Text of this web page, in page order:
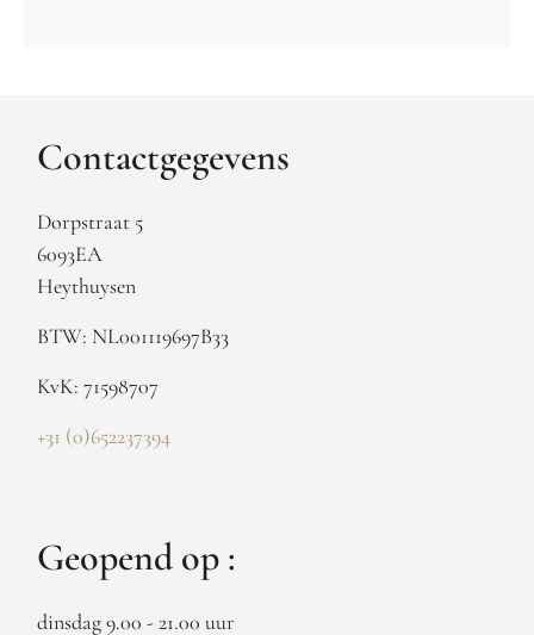
Contactgegevens
Dorpstraat 5
6093EA
Heythuysen
BTW: NL001119697B33
KvK: 71598707
+31 (0)652237394
Geopend op :
dinsdag 9.00 - 21.00 uur